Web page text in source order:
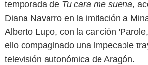
temporada de Tu cara me suena,
Diana Navarro en la imitación a
Alberto Lupo, con la canción
ello compaginado una impecable
televisión autonómica de Aragón.